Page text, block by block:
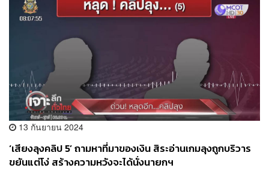
13 กันยายน 2024
‘เสียงลุงคลิป 5’ ถามหาที่มาของเงิน สิระอ่านเกมลุงถูกบริวาร
ขยันแต่โง่ สร้างความหวังจะได้นั่งนายกฯ